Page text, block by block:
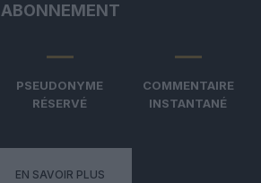
ABONNEMENT
PSEUDONYME
RÉSERVÉ
COMMENTAIRE
INSTANTANÉ
EN SAVOIR PLUS